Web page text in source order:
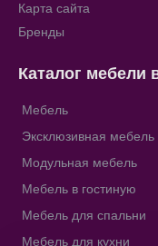
Карта сайта
Бренды
Каталог мебели
Мебель
Эксклюзивная мебель
Модульная мебель
Мебель в гостиную
Мебель для спальни
Мебель для кухни